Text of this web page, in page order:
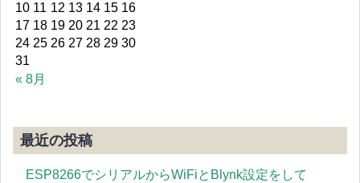
« 8月
10 11 12 13 14 15 16
17 18 19 20 21 22 23
24 25 26 27 28 29 30
31
最近の投稿
ESP8266でシリアルからWiFiとBlynk設定をして